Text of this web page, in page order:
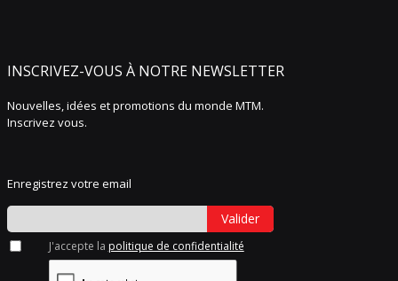
INSCRIVEZ-VOUS À NOTRE NEWSLETTER
Nouvelles, idées et promotions du monde MTM.
Inscrivez vous.
Enregistrez votre email
Valider
J'accepte la politique de confidentialité